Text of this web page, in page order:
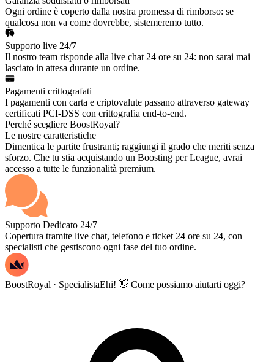
Ogni ordine è coperto dalla nostra promessa di rimborso: se
qualcosa non va come dovrebbe, sistemeremo tutto.
Supporto live 24/7
Il nostro team risponde alla live chat 24 ore su 24: non sarai mai
lasciato in attesa durante un ordine.
Pagamenti crittografati
I pagamenti con carta e criptovalute passano attraverso gateway
certificati PCI-DSS con crittografia end-to-end.
Perché scegliere BoostRoyal?
Le nostre caratteristiche
Dimentica le partite frustranti; raggiungi il grado che meriti senza
sforzo. Che tu stia acquistando un Boosting per League, avrai
accesso a tutte le funzionalità premium.
Supporto Dedicato 24/7
Copertura tramite live chat, telefono e ticket 24 ore su 24, con
specialisti che gestiscono ogni fase del tuo ordine.
BoostRoyal · SpecialistaEhi! 👋 Come possiamo aiutarti oggi?